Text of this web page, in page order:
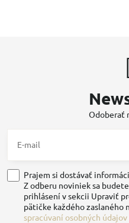
Odoberať
Prajem si dostávať
Z odberu noviniek sa
prihlásení v sekcii Upraviť
pätičke každého zaslaného
spracúvaní osobných údajov